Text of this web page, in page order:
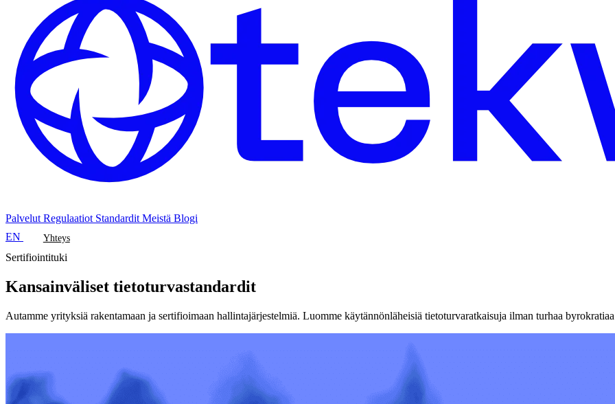
Palvelut Regulaatiot Standardit Meistä Blogi
EN
Yhteys
Sertifiointituki
Kansainväliset tietoturvastandardit
Autamme yrityksiä rakentamaan ja sertifioimaan hallintajärjestelmiä. Luomme käytännönläheisiä tietoturvaratkaisuja ilman turhaa